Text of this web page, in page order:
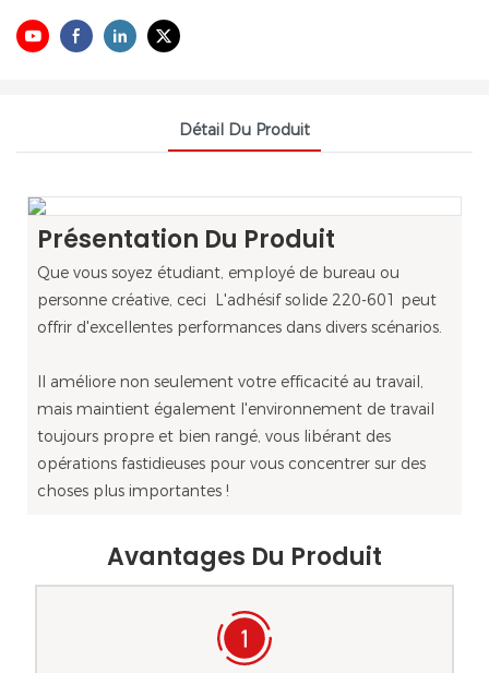
Détail Du Produit
Présentation Du Produit
Que vous soyez étudiant, employé de bureau ou
personne créative, ceci L'adhésif solide 220-601 peut
offrir d'excellentes performances dans divers scénarios.
Il améliore non seulement votre efficacité au travail,
mais maintient également l'environnement de travail
toujours propre et bien rangé, vous libérant des
opérations fastidieuses pour vous concentrer sur des
choses plus importantes !
Avantages Du Produit